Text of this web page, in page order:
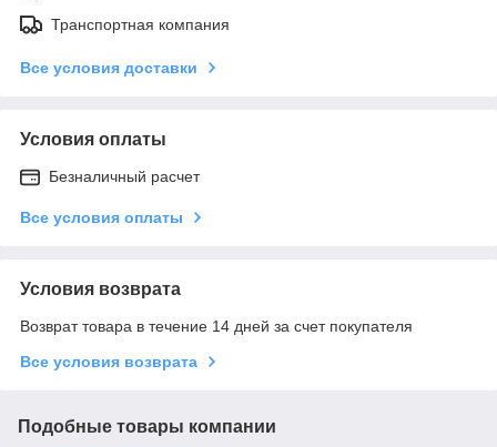
Транспортная компания
Все условия доставки
Условия оплаты
Безналичный расчет
Все условия оплаты
Условия возврата
Возврат товара в течение 14 дней за счет покупателя
Все условия возврата
Подобные товары компании